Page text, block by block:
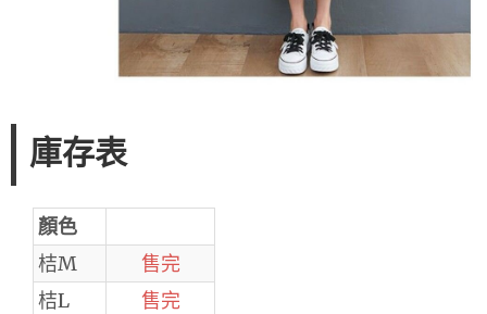
庫存表
顏色
桔M
售完
桔L
售完